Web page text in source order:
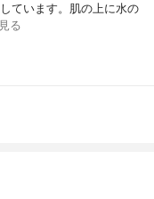
ています。肌の上に水の
る